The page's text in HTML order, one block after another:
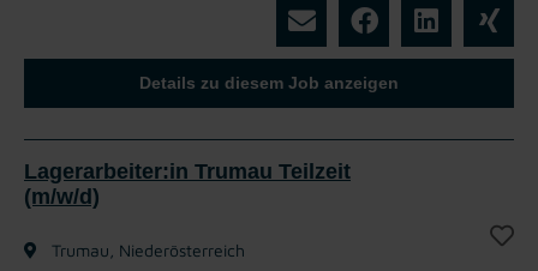
Details zu diesem Job anzeigen
Lagerarbeiter:in Trumau Teilzeit
(m/w/d)
Trumau, Niederösterreich